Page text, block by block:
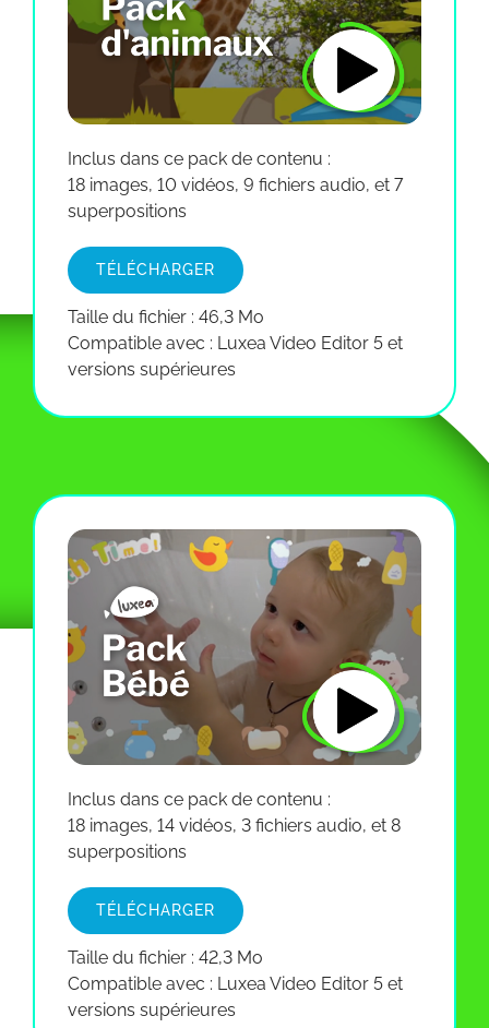
Inclus dans ce pack de contenu :
18 images, 10 vidéos, 9 fichiers audio, et 7
superpositions
TÉLÉCHARGER
Taille du fichier : 46,3 Mo
Compatible avec : Luxea Video Editor 5 et
versions supérieures
Inclus dans ce pack de contenu :
18 images, 14 vidéos, 3 fichiers audio, et 8
superpositions
TÉLÉCHARGER
Taille du fichier : 42,3 Mo
Compatible avec : Luxea Video Editor 5 et
versions supérieures